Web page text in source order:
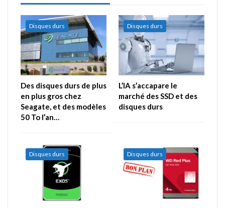
Disques durs
Des disques durs de plus
en plus gros chez
Seagate, et des modèles
50 To l’an…
Disques durs
L’IA s’accapare le
marché des SSD et des
disques durs
Disques durs Disques durs